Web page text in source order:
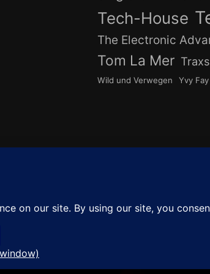
Tech-House
The Electronic
Tom La Mer
Wild und Verwegen Yvy Fay